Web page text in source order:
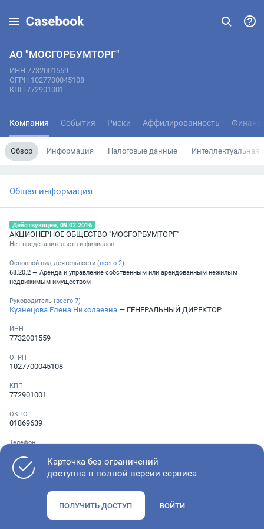
АО "МОСГОРБУМТОРГ"
ИНН 7732001559
ОГРН 1027700045108
КПП 772901001
Компания События Риски Аффилированность
Обзор Информация Налоговые данные Интеллектуальная
Общая информация
Действующее, 09.02.2016
АКЦИОНЕРНОЕ ОБЩЕСТВО "МОСГОРБУМТОРГ"
Нет представительств и филиалов
Основной вид деятельности (всего 2)
68.20.2 — Аренда и управление собственным или арендованным нежилым
недвижимым имуществом
Руководитель (всего 7)
Кузнецова Елена Николаевна — ГЕНЕРАЛЬНЫЙ ДИРЕКТОР
ИНН
7732001559
ОГРН
1027700045108
КПП
772901001
ОКПО
01869639
Телефон
Как оценить состояние компании
Карточка без ограничений
доступна в полной версии сервиса
ПОЛУЧИТЬ ДОСТУП ВОЙТИ